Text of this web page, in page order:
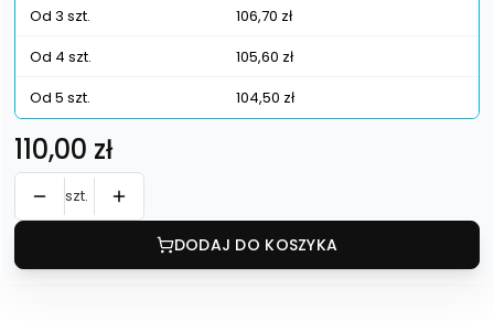
Od 3 szt.
106,70 zł
Od 4 szt.
105,60 zł
Od 5 szt.
104,50 zł
Cena
110,00 zł
szt.
DODAJ DO KOSZYKA